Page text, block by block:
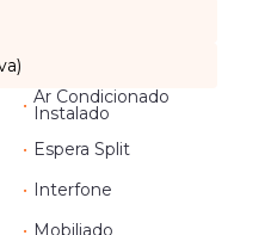
)
• Ar Condicionado
Instalado
• Espera Split
• Interfone
• Mobiliado